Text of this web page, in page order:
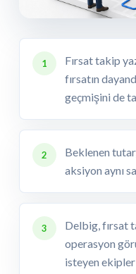
1
Fırsat takip
fırsatın
geçmişini de
2
Beklenen
aksiyon aynı
3
Delbig, fırsat
operasyon
isteyen